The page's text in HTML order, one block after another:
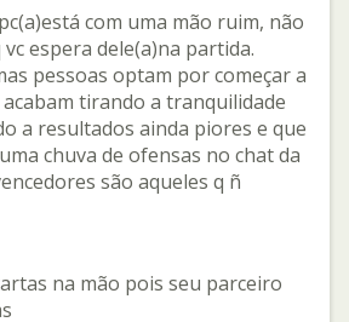
com uma mão ruim, não
espera dele(a)na partida.
pessoas optam por começar a
tirando a tranquilidade
a resultados ainda piores e que
chuva de ofensas no chat da
são aqueles q ñ
na mão pois seu parceiro